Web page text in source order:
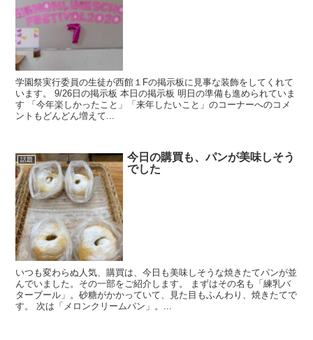
学園祭実行委員の生徒が西館１Fの掲示板に見事な装飾をしてくれて
います。 9/26日の掲示板 本日の掲示板 明日の準備も進められていま
す 「今年楽しかったこと」「来年したいこと」のコーナーへのコメ
ントもどんどん増えて...
話題
今日の購買も、パンが美味しそう
でした
いつも変わらぬ人気、購買は、今日も美味しそうな焼きたてパンが並
んでいました。その一部をご紹介します。 まずはその名も「練乳バ
ターブール」。砂糖がかかっていて、見た目もふんわり、焼きたてで
す。 次は「メロンクリームパン」。...